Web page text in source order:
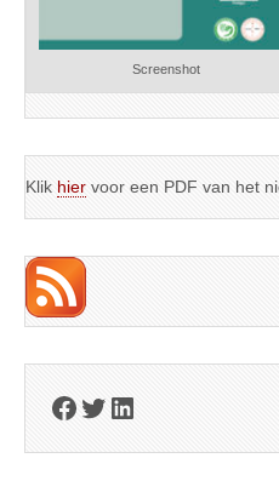
Screenshot
Klik hier voor een PDF van het
Facebook
Twitter
LinkedIn